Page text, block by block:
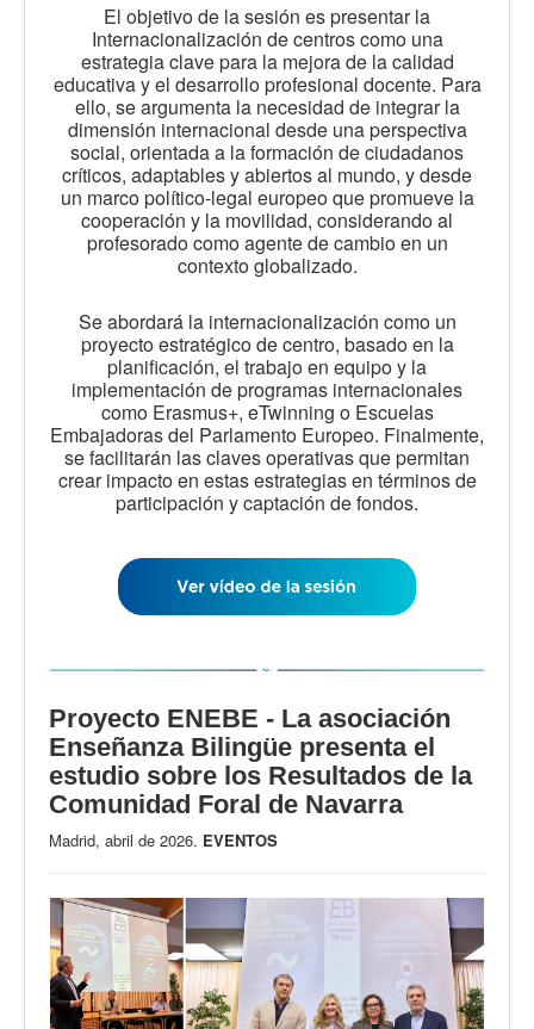
El objetivo de la sesión es presentar la
Internacionalización de centros como una
estrategia clave para la mejora de la calidad
educativa y el desarrollo profesional docente. Para
ello, se argumenta la necesidad de integrar la
dimensión internacional desde una perspectiva
social, orientada a la formación de ciudadanos
críticos, adaptables y abiertos al mundo, y desde
un marco político-legal europeo que promueve la
cooperación y la movilidad, considerando al
profesorado como agente de cambio en un
contexto globalizado.
Se abordará la internacionalización como un
proyecto estratégico de centro, basado en la
planificación, el trabajo en equipo y la
implementación de programas internacionales
como Erasmus+, eTwinning o Escuelas
Embajadoras del Parlamento Europeo. Finalmente,
se facilitarán las claves operativas que permitan
crear impacto en estas estrategias en términos de
participación y captación de fondos.
Proyecto ENEBE - La asociación
Enseñanza Bilingüe presenta el
estudio sobre los Resultados de la
Comunidad Foral de Navarra
Madrid, abril de 2026. EVENTOS